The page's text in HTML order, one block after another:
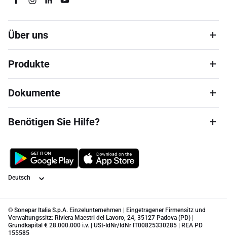
Über uns
Produkte
Dokumente
Benötigen Sie Hilfe?
Sprache
© Sonepar Italia S.p.A. Einzelunternehmen | Eingetragener Firmensitz und
Verwaltungssitz: Riviera Maestri del Lavoro, 24, 35127 Padova (PD) |
Grundkapital € 28.000.000 i.v. | USt-IdNr/IdNr IT00825330285 | REA PD
155585